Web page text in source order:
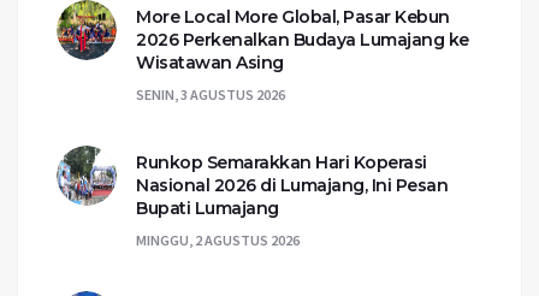
More Local More Global, Pasar Kebun
2026 Perkenalkan Budaya Lumajang ke
Wisatawan Asing
SENIN, 3 AGUSTUS 2026
Runkop Semarakkan Hari Koperasi
Nasional 2026 di Lumajang, Ini Pesan
Bupati Lumajang
MINGGU, 2 AGUSTUS 2026